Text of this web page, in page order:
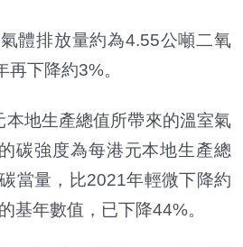
體排放量約為4.55公噸二氧
下降約3%。
地生產總值所帶來的溫室氣
碳強度為每港元本地生產總
當量，比2021年輕微下降約
基年數值，已下降44%。